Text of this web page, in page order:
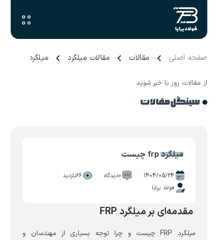
صفحه اصلی مقالات مقالات میلگرد میلگرد frp چیست
از مقالات روز با خبر شوید
سینگل مقالات
میلگرد frp چیست
1404/05/24 0دیدگاه
66بازدید
فولاد برابا
مقدمه‌ای بر میلگرد FRP
میلگرد FRP چیست و چرا توجه بسیاری از مهندسان و